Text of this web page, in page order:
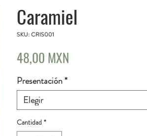
Caramiel
SKU: CRIS001
48,00 MXN
Presentación*
Elegir
Cantidad *